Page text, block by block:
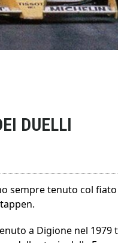
DUELLI
sempre tenuto col fiato
a Digione nel 1979